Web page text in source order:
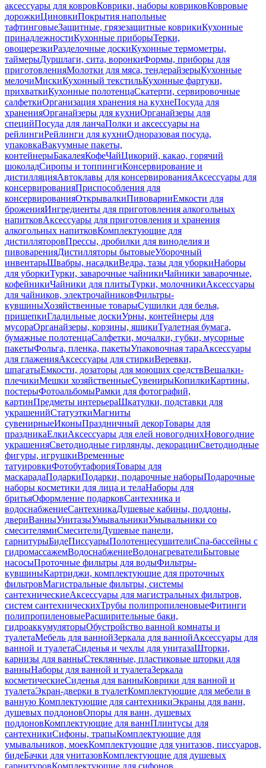
аксессуары для ковровКоврики, наборы ковриковКовровые
дорожкиЦиновкиПокрытия напольные
тафтинговыеЗащитные, грязезащитные коврикиКухонные
принадлежностиКухонные приборыТерки,
овощерезкиРазделочные доскиКухонные термометры,
таймерыДуршлаги, сита, воронкиФормы, приборы для
приготовленияМолотки для мяса, тендерайзерыКухонные
мелочиМискиКухонный текстильКухонные фартуки,
прихваткиКухонные полотенцаСкатерти, сервировочные
салфеткиОрганизация хранения на кухнеПосуда для
храненияОрганайзеры для кухниОрганайзеры для
специйПосуда для ланчаПолки и аксессуары на
рейлингиРейлинги для кухниОдноразовая посуда,
упаковкаВакуумные пакеты,
контейнерыБакалеяКофеЧайЦикорий, какао, горячий
шоколадСиропы и топпингиКонсервирование и
дистилляцияАвтоклавы для консервированияАксессуары для
консервированияПриспособления для
консервированияОткрывалкиПивоварниЕмкости для
броженияИнгредиенты для приготовления алкогольных
напитковАксессуары для приготовления и хранения
алкогольных напитковКомплектующие для
дистилляторовПрессы, дробилки для виноделия и
пивоваренияДистилляторы бытовыеУборочный
инвентарьШвабры, насадкиВедра, тазы для уборкиНаборы
для уборкиТурки, заварочные чайникиЧайники заварочные,
кофейникиЧайники для плитыТурки, молочникиАксессуары
для чайников, электрочайниковФильтры-
кувшиныХозяйственные товарыСушилки для белья,
прищепкиГладильные доскиУрны, контейнеры для
мусораОрганайзеры, корзины, ящикиТуалетная бумага,
бумажные полотенцаСалфетки, мочалки, губки, мусорные
пакетыФольга, пленка, пакетыУпаковочная тараАксессуары
для глаженияАксессуары для стиркиВеревки,
шпагатыЕмкости, дозаторы для моющих средствВешалки-
плечикиМешки хозяйственныеСувенирыКопилкиКартины,
постерыФотоальбомыРамки для фотографий,
картинПредметы интерьераШкатулки, подставки для
украшенийСтатуэткиМагниты
сувенирныеИконыПраздничный декорТовары для
праздникаЕлкиАксессуары для елей новогоднихНовогодние
украшенияСветодиодные гирлянды, декорацииСветодиодные
фигуры, игрушкиВременные
татуировкиФотобутафорияТовары для
маскарадаПодаркиПодарки, подарочные наборыПодарочные
наборы косметики для лица и телаНаборы для
бритьяОформление подарковСантехника и
водоснабжениеСантехникаДушевые кабины, поддоны,
двериВанныУнитазыУмывальникиУмывальники со
смесителямиСмесителиДушевые панели,
гарнитурыБидеПиссуарыПолотенцесушителиСпа-бассейны с
гидромассажемВодоснабжениеВодонагревателиБытовые
насосыПроточные фильтры для водыФильтры-
кувшиныКартриджи, комплектующие для проточных
фильтровМагистральные фильтры, системы
сантехническиеАксессуары для магистральных фильтров,
систем сантехническихТрубы полипропиленовыеФитинги
полипропиленовыеРасширительные баки,
гидроаккумуляторыОбустройство ванной комнаты и
туалетаМебель для ваннойЗеркала для ваннойАксессуары для
ванной и туалетаСиденья и чехлы для унитазаШторки,
карнизы для ванныСтеклянные, пластиковые шторки для
ванныНаборы для ванной и туалетаЗеркала
косметическиеСиденья для ванныКоврики для ванной и
туалетаЭкран-дверки в туалетКомплектующие для мебели в
ванную Комплектующие для сантехникиЭкраны для ванн,
душевых поддоновОпоры для ванн, душевых
поддоновКомплектующие для ваннПлинтусы для
сантехникиСифоны, трапыКомплектующие для
умывальников, моекКомплектующие для унитазов, писсуаров,
бидеБачки для унитазовКомплектующие для душевых
гарнитуровКомплектующие для сифонов,